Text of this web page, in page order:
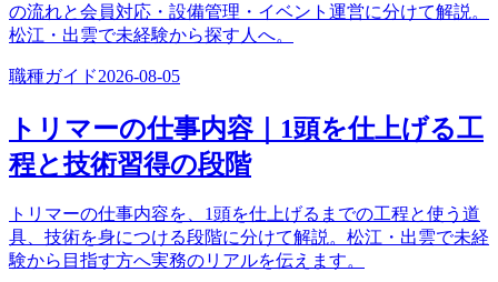
の流れと会員対応・設備管理・イベント運営に分けて解説。
松江・出雲で未経験から探す人へ。
職種ガイド2026-08-05
トリマーの仕事内容｜1頭を仕上げる工
程と技術習得の段階
トリマーの仕事内容を、1頭を仕上げるまでの工程と使う道
具、技術を身につける段階に分けて解説。松江・出雲で未経
験から目指す方へ実務のリアルを伝えます。